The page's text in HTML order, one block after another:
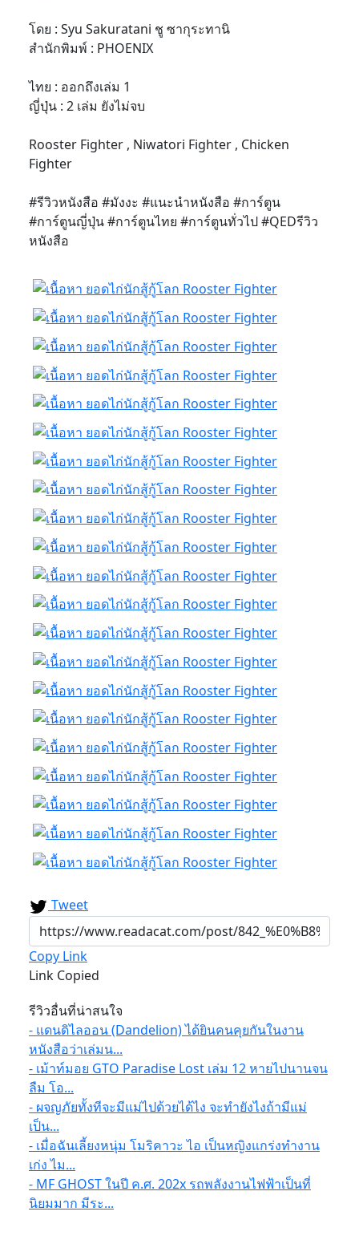
โดย : Syu Sakuratani ชู ซากุระทานิ
สำนักพิมพ์ : PHOENIX
ไทย : ออกถึงเล่ม 1
ญี่ปุ่น : 2 เล่ม ยังไม่จบ
Rooster Fighter , Niwatori Fighter , Chicken
Fighter
#รีวิวหนังสือ #มังงะ #แนะนำหนังสือ #การ์ตูน
#การ์ตูนญี่ปุ่น #การ์ตูนไทย #การ์ตูนทั่วไป #QEDรีวิว
หนังสือ
Tweet
Copy Link
Link Copied
รีวิวอื่นที่น่าสนใจ
- แดนดิไลออน (Dandelion) ได้ยินคนคุยกันในงาน
หนังสือว่าเล่มน...
- เม้าท์มอย GTO Paradise Lost เล่ม 12 หายไปนานจน
ลืม โอ...
- ผจญภัยทั้งทีจะมีแม่ไปด้วยได้ไง จะทำยังไงถ้ามีแม่
เป็น...
- เมื่อฉันเลี้ยงหนุ่ม โมริคาวะ ไอ เป็นหญิงแกร่งทำงาน
เก่ง ไม...
- MF GHOST ในปี ค.ศ. 202x รถพลังงานไฟฟ้าเป็นที่
นิยมมาก มีระ...